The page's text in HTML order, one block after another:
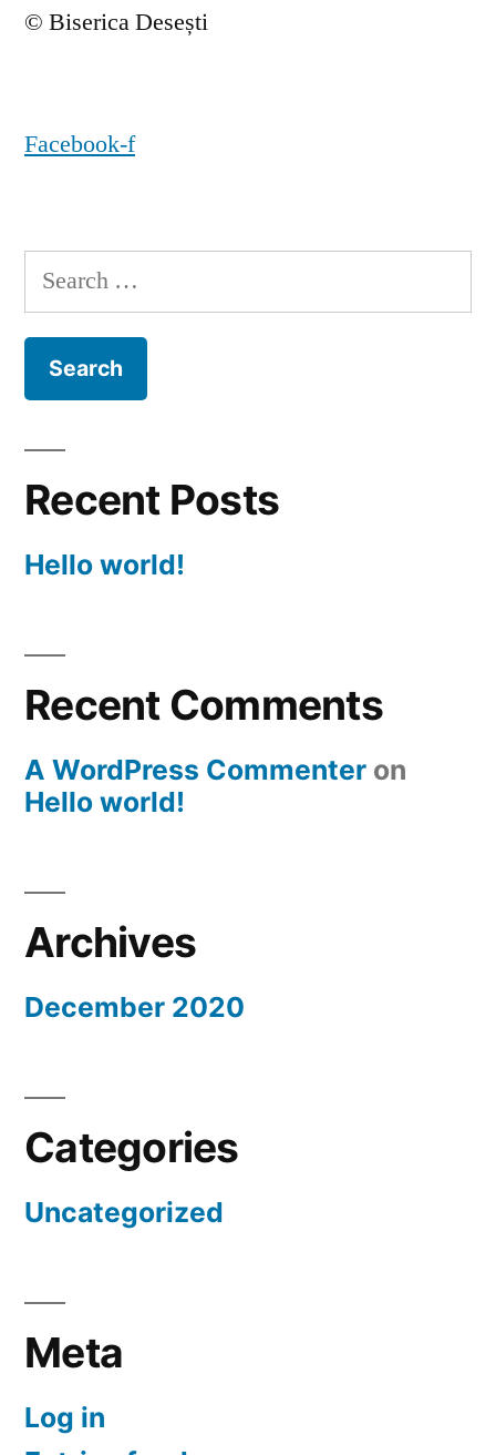
© Biserica Desești
Facebook-f
Search
for:
Recent Posts
Hello world!
Recent Comments
A WordPress Commenter on
Hello world!
Archives
December 2020
Categories
Uncategorized
Meta
Log in